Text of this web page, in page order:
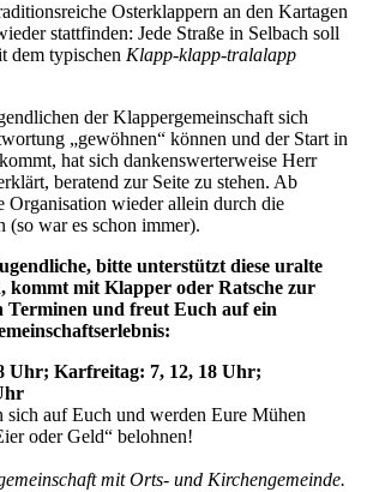
Osterklappern an den Kartagen
stattfinden: Jede Straße in Selbach soll
dem typischen Klapp-klapp-tralalapp
der Klappergemeinschaft sich
„gewöhnen“ können und der Start in
hat sich dankenswerterweise Herr
beratend zur Seite zu stehen. Ab
Organisation wieder allein durch die
(so war es schon immer).
bitte unterstützt diese uralte
kommt mit Klapper oder Ratsche zur
Terminen und freut Euch auf ein
Uhr; Karfreitag: 7, 12, 18 Uhr;
sich auf Euch und werden Eure Mühen
oder Geld“ belohnen!
mit Orts- und Kirchengemeinde.